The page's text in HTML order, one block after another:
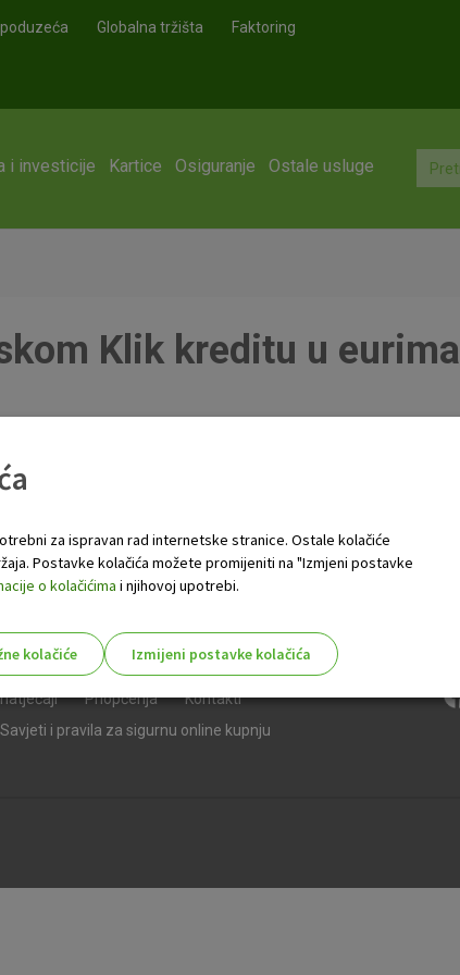
Globalna tržišta Faktoring
i investicije Kartice Osiguranje Ostale usluge
Klik kreditu u eurima
Priopćenja
Kontakti
Savjeti i pravila za sigurnu online kupnju
za ispravan rad internetske stranice. Ostale kolačiće
Postavke kolačića možete promijeniti na "Izmjeni postavke
o kolačićima i njihovoj upotrebi.
kolačiće
Izmijeni postavke kolačića